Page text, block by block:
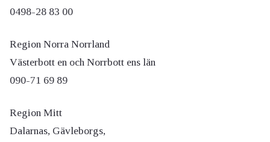
0498-28 83 00
Region Norra Norrland
Västerbott en och Norrbott ens län
090-71 69 89
Region Mitt
Dalarnas, Gävleborgs,